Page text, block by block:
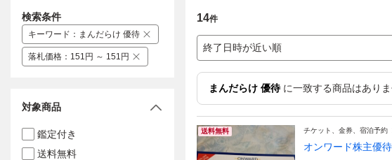
14件
終了日時が近い順
まんだらけ 優待に一致する商品はありま
送料無料 チケット、金券、宿泊予約
オンワード株主優
検索条件
キーワード ： まんだらけ 優待
落札価格 ： 151円 ～ 151円
対象商品
鑑定付き
送料無料